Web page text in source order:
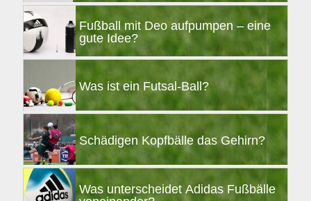
Fußball mit Deo aufpumpen – eine
gute Idee?
Was ist ein Futsal-Ball?
Schädigen Kopfbälle das Gehirn?
Was unterscheidet Adidas Fußbälle